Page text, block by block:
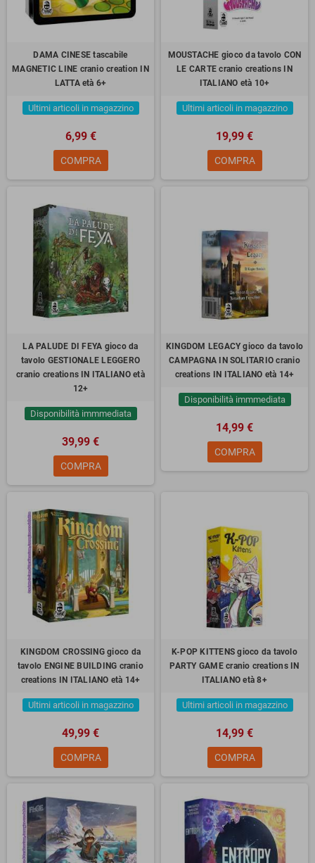
DAMA CINESE tascabile
MAGNETIC LINE cranio creation IN
LATTA età 6+
Ultimi articoli in magazzino
6,99 €
COMPRA
MOUSTACHE gioco da tavolo CON
LE CARTE cranio creations IN
ITALIANO età 10+
Ultimi articoli in magazzino
19,99 €
COMPRA
LA PALUDE DI FEYA gioco da
tavolo GESTIONALE LEGGERO
cranio creations IN ITALIANO età
12+
Disponibilità immmediata
39,99 €
COMPRA
KINGDOM LEGACY gioco da tavolo
CAMPAGNA IN SOLITARIO cranio
creations IN ITALIANO età 14+
Disponibilità immmediata
14,99 €
COMPRA
KINGDOM CROSSING gioco da
tavolo ENGINE BUILDING cranio
creations IN ITALIANO età 14+
Ultimi articoli in magazzino
49,99 €
COMPRA
K-POP KITTENS gioco da tavolo
PARTY GAME cranio creations IN
ITALIANO età 8+
Ultimi articoli in magazzino
14,99 €
COMPRA